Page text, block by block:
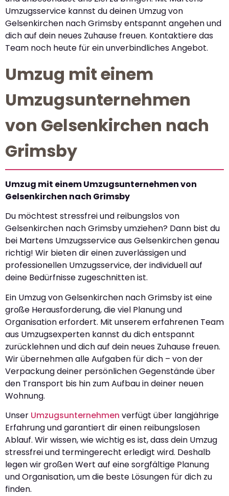
Umzugsservice kannst du deinen Umzug von
Gelsenkirchen nach Grimsby entspannt angehen und
dich auf dein neues Zuhause freuen. Kontaktiere das
Team noch heute für ein unverbindliches Angebot.
Umzug mit einem
Umzugsunternehmen
von Gelsenkirchen nach
Grimsby
Umzug mit einem Umzugsunternehmen von
Gelsenkirchen nach Grimsby
Du möchtest stressfrei und reibungslos von
Gelsenkirchen nach Grimsby umziehen? Dann bist du
bei Martens Umzugsservice aus Gelsenkirchen genau
richtig! Wir bieten dir einen zuverlässigen und
professionellen Umzugsservice, der individuell auf
deine Bedürfnisse zugeschnitten ist.
Ein Umzug von Gelsenkirchen nach Grimsby ist eine
große Herausforderung, die viel Planung und
Organisation erfordert. Mit unserem erfahrenen Team
aus Umzugsexperten kannst du dich entspannt
zurücklehnen und dich auf dein neues Zuhause freuen.
Wir übernehmen alle Aufgaben für dich – von der
Verpackung deiner persönlichen Gegenstände über
den Transport bis hin zum Aufbau in deiner neuen
Wohnung.
Unser Umzugsunternehmen verfügt über langjährige
Erfahrung und garantiert dir einen reibungslosen
Ablauf. Wir wissen, wie wichtig es ist, dass dein Umzug
stressfrei und termingerecht erledigt wird. Deshalb
legen wir großen Wert auf eine sorgfältige Planung
und Organisation, um die beste Lösungen für dich zu
finden.